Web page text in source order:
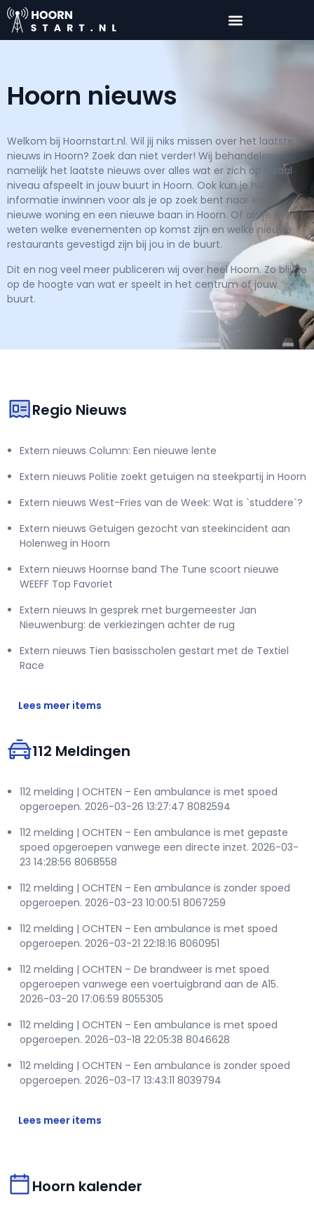
Hoorn nieuws
Welkom bij Hoornstart.nl. Wil jij niks missen over het laatste
nieuws in Hoorn? Zoek dan niet verder! Wij behandelen
namelijk het laatste nieuws over alles wat er zich op lokaal
niveau afspeelt in jouw buurt in Hoorn. Ook kun je hier
informatie inwinnen voor als je op zoek bent naar een
nieuwe woning en een nieuwe baan in Hoorn. Of als je wilt
weten welke evenementen op komst zijn en welke nieuwe
restaurants gevestigd zijn bij jou in de buurt.
Dit en nog veel meer publiceren wij over heel Hoorn. Zo blijf je
op de hoogte van wat er speelt in het centrum of jouw
buurt.
Regio Nieuws
Extern nieuws Column: Een nieuwe lente
Extern nieuws Politie zoekt getuigen na steekpartij in Hoorn
Extern nieuws West-Fries van de Week: Wat is `studdere`?
Extern nieuws Getuigen gezocht van steekincident aan
Holenweg in Hoorn
Extern nieuws Hoornse band The Tune scoort nieuwe
WEEFF Top Favoriet
Extern nieuws In gesprek met burgemeester Jan
Nieuwenburg: de verkiezingen achter de rug
Extern nieuws Tien basisscholen gestart met de Textiel
Race
Lees meer items
112 Meldingen
112 melding | OCHTEN – Een ambulance is met spoed
opgeroepen. 2026-03-26 13:27:47 8082594
112 melding | OCHTEN – Een ambulance is met gepaste
spoed opgeroepen vanwege een directe inzet. 2026-03-
23 14:28:56 8068558
112 melding | OCHTEN – Een ambulance is zonder spoed
opgeroepen. 2026-03-23 10:00:51 8067259
112 melding | OCHTEN – Een ambulance is met spoed
opgeroepen. 2026-03-21 22:18:16 8060951
112 melding | OCHTEN – De brandweer is met spoed
opgeroepen vanwege een voertuigbrand aan de A15.
2026-03-20 17:06:59 8055305
112 melding | OCHTEN – Een ambulance is met spoed
opgeroepen. 2026-03-18 22:05:38 8046628
112 melding | OCHTEN – Een ambulance is zonder spoed
opgeroepen. 2026-03-17 13:43:11 8039794
Lees meer items
Hoorn kalender